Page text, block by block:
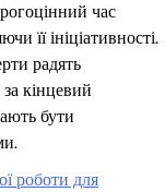
час
її ініціативності.
радять
за кінцевий
бути
роботи для